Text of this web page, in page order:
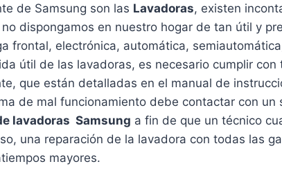
de Samsung son las Lavadoras, existen
dispongamos en nuestro hogar de tan útil y
frontal, electrónica, automática,
útil de las lavadoras, es necesario cumplir con
que están detalladas en el manual de
de mal funcionamiento debe contactar con un
lavadoras Samsung a fin de que un técnico
una reparación de la lavadora con todas las
mayores.